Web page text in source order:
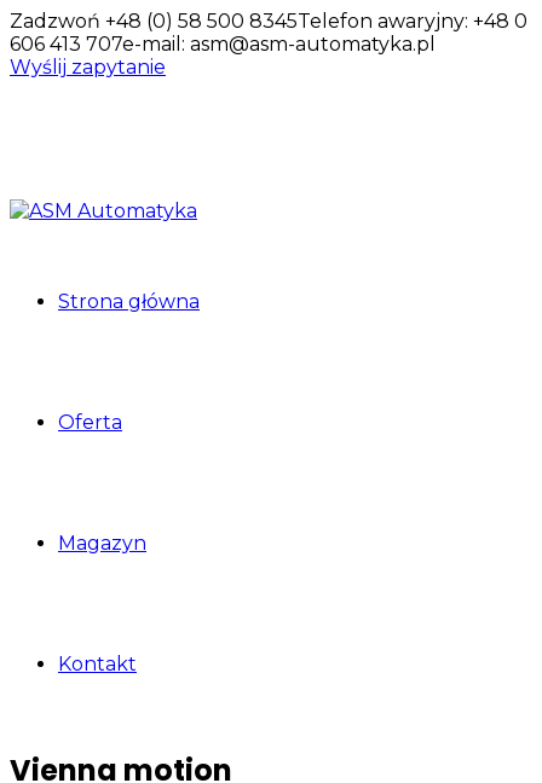
Zadzwoń +48 (0) 58 500 8345Telefon awaryjny: +48 0
606 413 707e-mail: asm@asm-automatyka.pl
Wyślij zapytanie
Strona główna
Oferta
Magazyn
Kontakt
Vienna motion